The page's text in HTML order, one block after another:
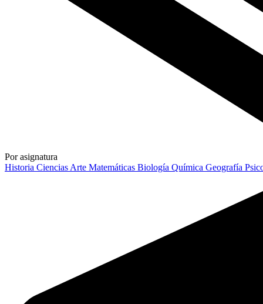
Por asignatura
Historia Ciencias Arte Matemáticas Biología Química Geografía